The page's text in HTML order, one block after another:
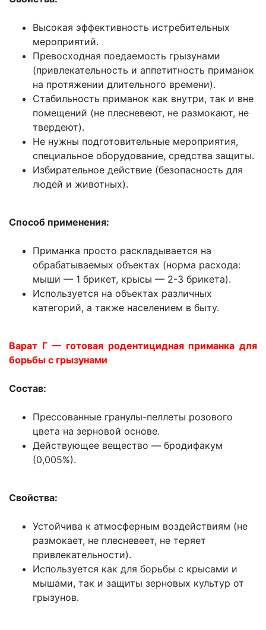
Высокая эффективность истребительных
мероприятий.
Превосходная поедаемость грызунами
(привлекательность и аппетитность приманок
на протяжении длительного времени).
Стабильность приманок как внутри, так и вне
помещений (не плесневеют, не размокают, не
твердеют).
Не нужны подготовительные мероприятия,
специальное оборудование, средства защиты.
Избирательное действие (безопасность для
людей и животных).
Способ применения:
Приманка просто раскладывается на
обрабатываемых объектах (норма расхода:
мыши — 1 брикет, крысы — 2-3 брикета).
Используется на объектах различных
категорий, а также населением в быту.
Варат Г — готовая родентицидная приманка для
борьбы с грызунами
Состав:
Прессованные гранулы-пеллеты розового
цвета на зерновой основе.
Действующее вещество — бродифакум
(0,005%).
Свойства:
Устойчива к атмосферным воздействиям (не
размокает, не плесневеет, не теряет
привлекательности).
Используется как для борьбы с крысами и
мышами, так и защиты зерновых культур от
грызунов.